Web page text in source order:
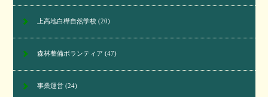
上高地白樺自然学校(20)
森林整備ボランティア (47)
事業運営(24)